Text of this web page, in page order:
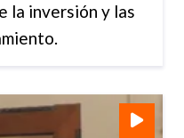
la inversión y las